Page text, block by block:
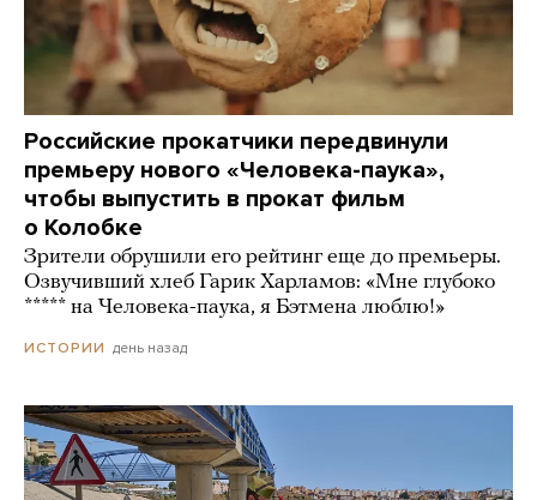
Российские прокатчики передвинули
премьеру нового «Человека-паука»,
чтобы выпустить в прокат фильм
о Колобке
Зрители обрушили его рейтинг еще до премьеры.
Озвучивший хлеб Гарик Харламов: «Мне глубоко
***** на Человека-паука, я Бэтмена люблю!»
ИСТОРИИ день назад